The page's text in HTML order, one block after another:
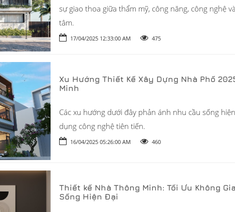
sự giao thoa giữa thẩm mỹ, công năng, công nghệ
tâm.
17/04/2025 12:33:00 AM 475
Xu Hướng Thiết Kế Xây Dựng Nhà Phố
Minh
Các xu hướng dưới đây phản ánh nhu cầu sống
dụng công nghệ tiên tiến.
16/04/2025 05:26:00 AM 460
Thiết kế Nhà Thông Minh: Tối Ưu Không
Sống Hiện Đại